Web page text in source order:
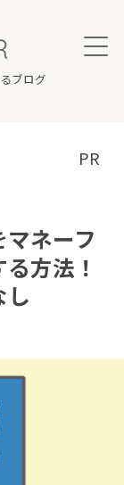
ブログ

ネーフ
方法！
し